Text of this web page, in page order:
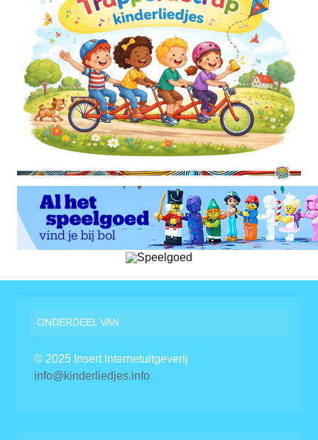
ONDERDEEL VAN
© 2025 Insert Internetuitgeverij
info@kinderliedjes.info